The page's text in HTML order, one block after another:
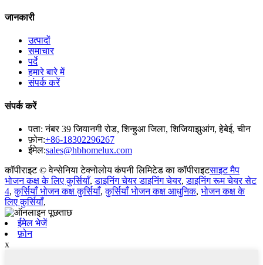
जानकारी
उत्पादों
समाचार
पर्दे
हमारे बारे में
संपर्क करें
संपर्क करें
पता: नंबर 39 जियानगी रोड, शिन्हुआ जिला, शिजियाझुआंग, हेबेई, चीन
फ़ोन:+86-18302296267
ईमेल:sales@hbhomelux.com
कॉपीराइट © वेन्सेनिया टेक्नोलोय कंपनी लिमिटेड का कॉपीराइटसाइट मैप
भोजन कक्ष के लिए कुर्सियाँ,डाइनिंग चेयर डाइनिंग चेयर,डाइनिंग रूम चेयर सेट
4,कुर्सियाँ भोजन कक्ष कुर्सियाँ,कुर्सियाँ भोजन कक्ष आधुनिक, भोजन कक्ष के
लिए कुर्सियाँ,
ईमेल भेजें
फ़ोन
x